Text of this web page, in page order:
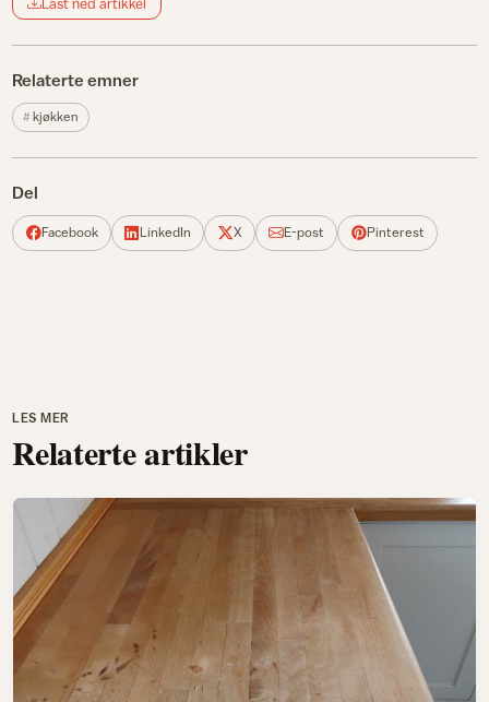
Relaterte emner
kjøkken
Del
Facebook LinkedIn X E-post Pinterest
LES MER
Relaterte artikler